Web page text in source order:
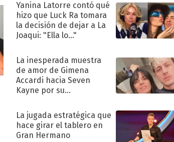
Yanina Latorre contó qué
hizo que Luck Ra tomara
la decisión de dejar a La
Joaqui: "Ella lo..."
La inesperada muestra
de amor de Gimena
Accardi hacia Seven
Kayne por su
La jugada estratégica que
hace girar el tablero en
Gran Hermano